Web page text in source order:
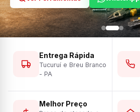
Entrega Rápida
Tucuruí e Breu Branco
- PA
Melhor Preço